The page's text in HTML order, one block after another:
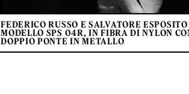
FEDERICO RUSSO E SALVATORE
MODELLO SPS 04R, IN FIBRA DI NYLON
DOPPIO PONTE IN METALLO